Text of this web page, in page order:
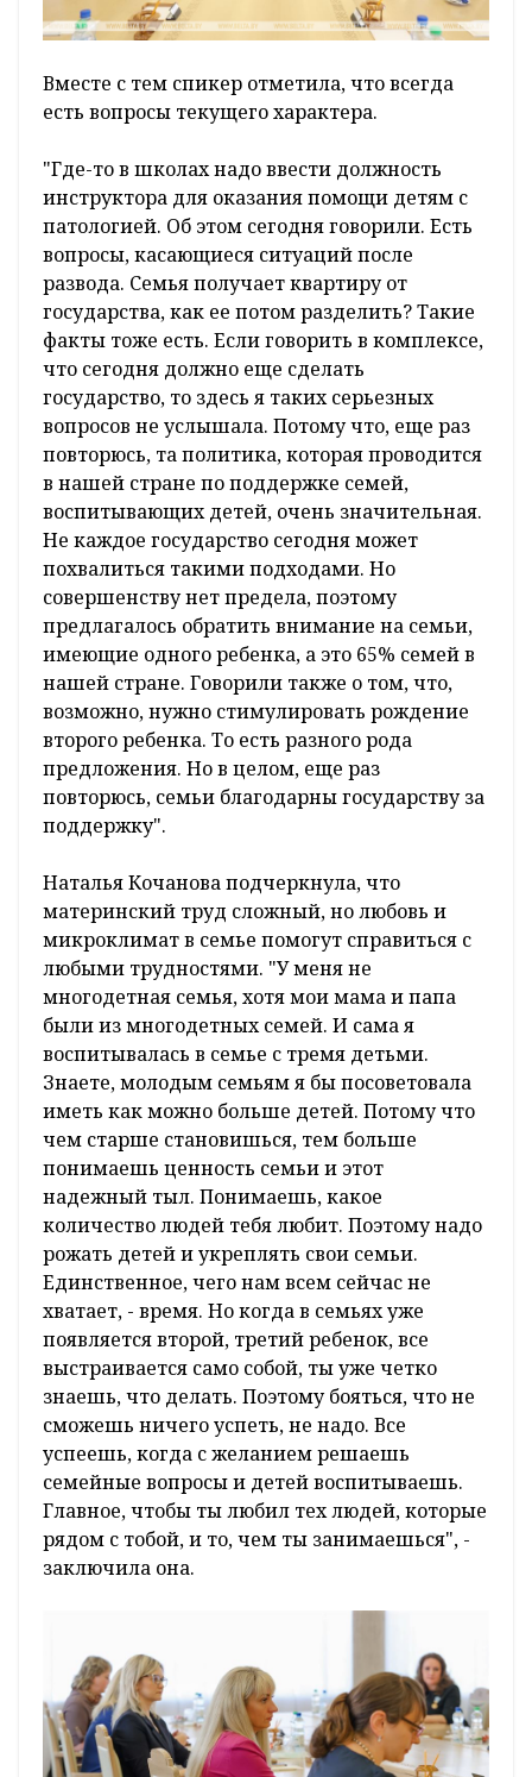
Вместе с тем спикер отметила, что всегда
есть вопросы текущего характера.
"Где-то в школах надо ввести должность
инструктора для оказания помощи детям с
патологией. Об этом сегодня говорили. Есть
вопросы, касающиеся ситуаций после
развода. Семья получает квартиру от
государства, как ее потом разделить? Такие
факты тоже есть. Если говорить в комплексе,
что сегодня должно еще сделать
государство, то здесь я таких серьезных
вопросов не услышала. Потому что, еще раз
повторюсь, та политика, которая проводится
в нашей стране по поддержке семей,
воспитывающих детей, очень значительная.
Не каждое государство сегодня может
похвалиться такими подходами. Но
совершенству нет предела, поэтому
предлагалось обратить внимание на семьи,
имеющие одного ребенка, а это 65% семей в
нашей стране. Говорили также о том, что,
возможно, нужно стимулировать рождение
второго ребенка. То есть разного рода
предложения. Но в целом, еще раз
повторюсь, семьи благодарны государству за
поддержку".
Наталья Кочанова подчеркнула, что
материнский труд сложный, но любовь и
микроклимат в семье помогут справиться с
любыми трудностями. "У меня не
многодетная семья, хотя мои мама и папа
были из многодетных семей. И сама я
воспитывалась в семье с тремя детьми.
Знаете, молодым семьям я бы посоветовала
иметь как можно больше детей. Потому что
чем старше становишься, тем больше
понимаешь ценность семьи и этот
надежный тыл. Понимаешь, какое
количество людей тебя любит. Поэтому надо
рожать детей и укреплять свои семьи.
Единственное, чего нам всем сейчас не
хватает, - время. Но когда в семьях уже
появляется второй, третий ребенок, все
выстраивается само собой, ты уже четко
знаешь, что делать. Поэтому бояться, что не
сможешь ничего успеть, не надо. Все
успеешь, когда с желанием решаешь
семейные вопросы и детей воспитываешь.
Главное, чтобы ты любил тех людей, которые
рядом с тобой, и то, чем ты занимаешься", -
заключила она.